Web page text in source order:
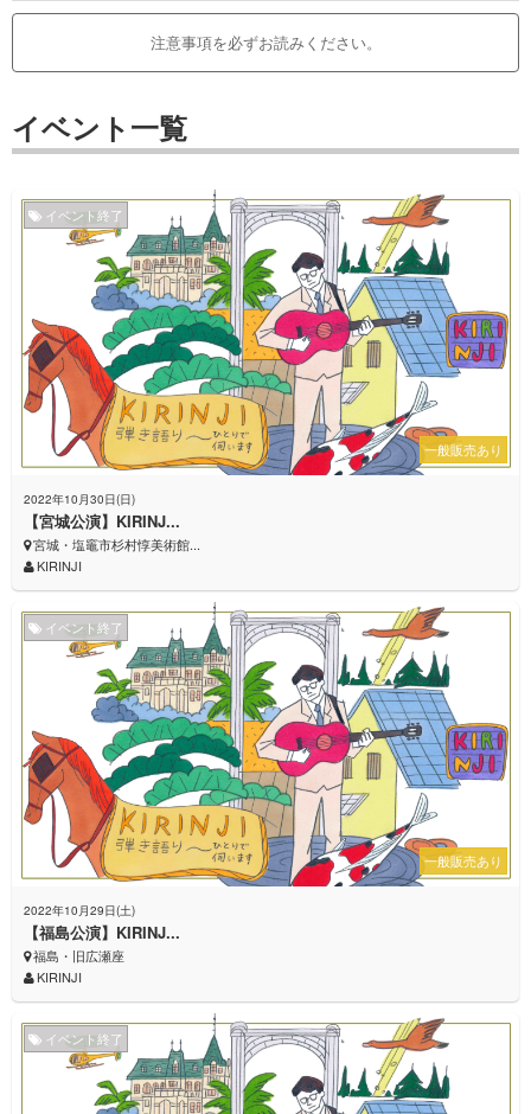
注意事項を必ずお読みください。
イベント一覧
イベント終了
一般販売あり
2022年10月30日(日)
【宮城公演】KIRINJ...
宮城・塩竈市杉村惇美術館...
KIRINJI
イベント終了
一般販売あり
2022年10月29日(土)
【福島公演】KIRINJ...
福島・旧広瀬座
KIRINJI
イベント終了